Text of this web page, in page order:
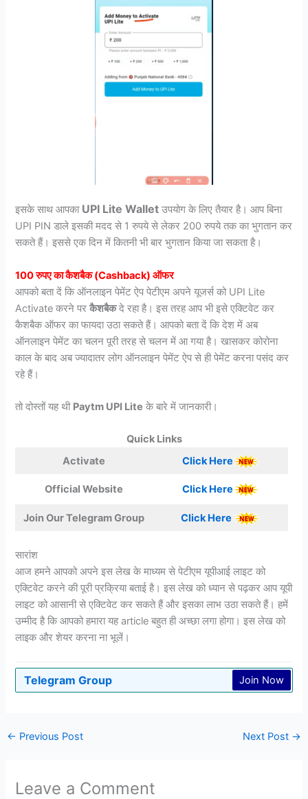
इसके साथ आपका UPI Lite Walletउपयोग के लिए तैयार है। आप बिना
UPI PIN डाले इसकी मदद से 1 रुपये से लेकर 200 रुपये तक का भुगतान कर
सकते हैं। इससे एक दिन में कितनी भी बार भुगतान किया जा सकता है।
100 रुपए का कैशबैक (Cashback) ऑफर
आपको बता दें कि ऑनलाइन पेमेंट ऐप पेटीएम अपने यूजर्स को UPI Lite
Activate करने परकैशबैकदे रहा है। इस तरह आप भी इसे एक्टिवेट कर
कैशबैक ऑफर का फायदा उठा सकते हैं। आपको बता दें कि देश में अब
ऑनलाइन पेमेंट का चलन पूरी तरह से चलन में आ गया है। खासकर कोरोना
काल के बाद अब ज्यादातर लोग ऑनलाइन पेमेंट ऐप से ही पेमेंट करना पसंद कर
रहे हैं।
तो दोस्तों यह थी Paytm UPI Lite के बारे में जानकारी।
Quick Links
Activate
Click Here
Official Website Click Here
Join Our Telegram Group Click Here
सारांश
आज हमने आपको अपने इस लेख के माध्यम से पेटीएम यूपीआई लाइट को
एक्टिवेट करने की पूरी प्रक्रिया बताई है। इस लेख को ध्यान से पढ़कर आप यूपी
लाइट को आसानी से एक्टिवेट कर सकते हैं और इसका लाभ उठा सकते हैं। हमें
उम्मीद है कि आपको हमारा यह article बहुत ही अच्छा लगा होगा। इस लेख को
लाइक और शेयर करना ना भूलें।
Telegram Group Join Now
← Previous Post Next Post →
Leave a Comment